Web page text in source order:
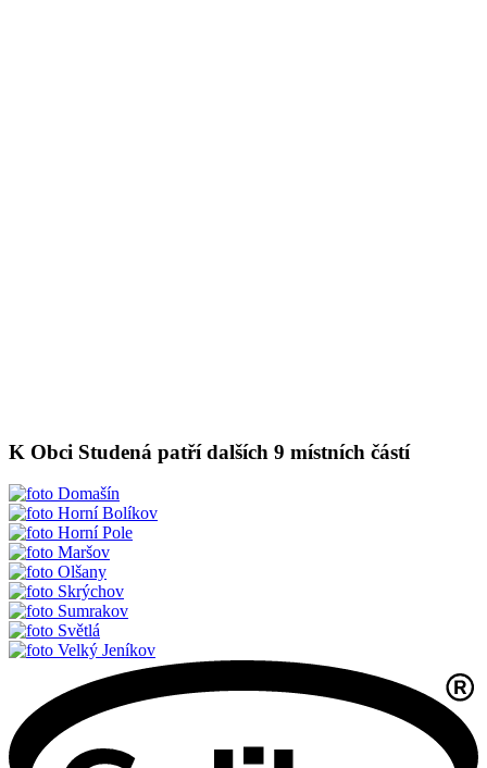
K Obci Studená patří dalších 9 místních částí
Domašín
Horní Bolíkov
Horní Pole
Maršov
Olšany
Skrýchov
Sumrakov
Světlá
Velký Jeníkov